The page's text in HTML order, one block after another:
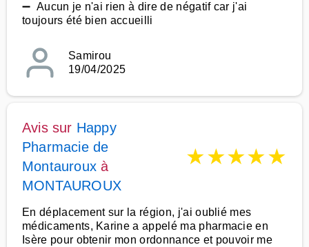
➖ Aucun je n'ai rien à dire de négatif car j'ai
toujours été bien accueilli
Samirou
19/04/2025
Avis sur Happy
Pharmacie de
Montauroux à
MONTAUROUX
★★★★★
En déplacement sur la région, j'ai oublié mes
médicaments, Karine a appelé ma pharmacie en
Isère pour obtenir mon ordonnance et pouvoir me